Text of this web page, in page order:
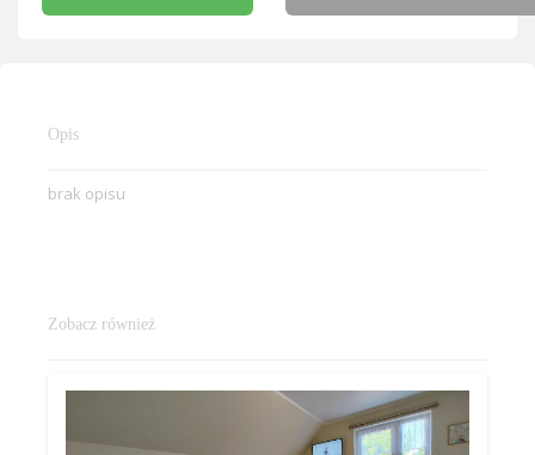
Opis
brak opisu
Zobacz również